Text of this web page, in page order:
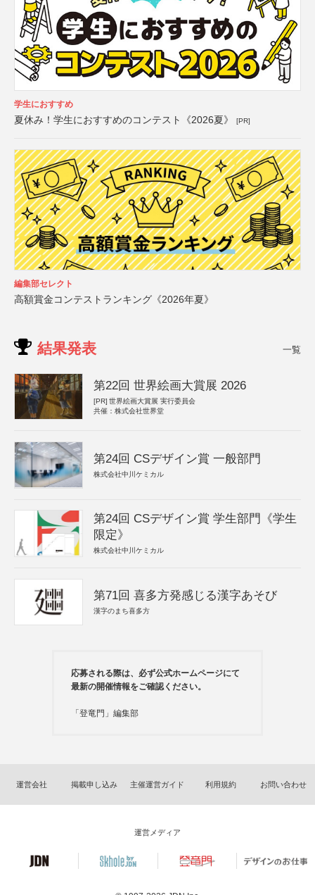
学生におすすめ
夏休み！学生におすすめのコンテスト《2026夏》 [PR]
編集部セレクト
高額賞金コンテストランキング《2026年夏》
結果発表 一覧
第22回 世界絵画大賞展 2026
[PR] 世界絵画大賞展 実行委員会
共催：株式会社世界堂
第24回 CSデザイン賞 一般部門
株式会社中川ケミカル
第24回 CSデザイン賞 学生部門《学生
限定》
株式会社中川ケミカル
第71回 喜多方発感じる漢字あそび
漢字のまち喜多方
応募される際は、必ず公式ホームページにて
最新の開催情報をご確認ください。
「登竜門」編集部
運営会社 掲載申し込み 主催運営ガイド 利用規約 お問い合わせ
運営メディア